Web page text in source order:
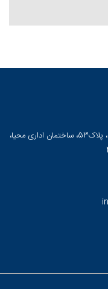
تهران، خیابان شهید مطهری، بعد از تقاطع سهروردی، پلاک53، ساختمان اداری محیا،